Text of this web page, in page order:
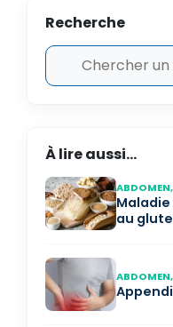
Recherche
À lire aussi...
au